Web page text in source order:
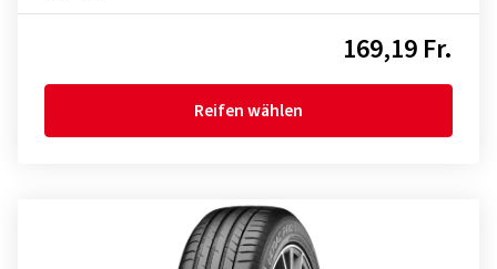
169,19 Fr.
Reifen wählen